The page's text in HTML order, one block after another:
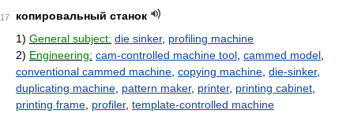
17
копировальный станок
1) General subject: die sinker, profiling machine
2) Engineering: cam-controlled machine tool cammed model
conventional cammed machine copying machine die-sinker,
duplicating machine pattern maker, printer, printing cabinet
printing frame profiler, template-controlled machine